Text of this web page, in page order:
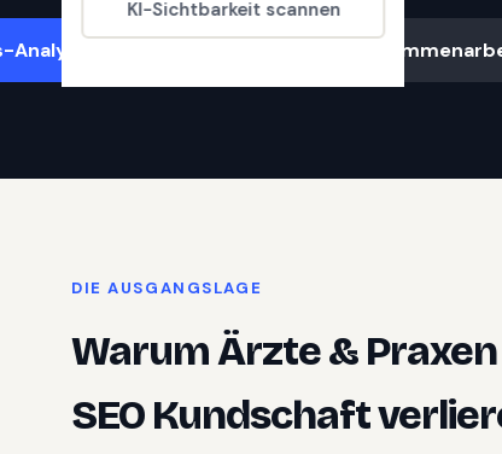
KI-Sichtbarkeit scannen
starten Ablauf &
DIE AUSGANGSLAGE
WarumÄrzte & Praxen
SEO Kundschaft